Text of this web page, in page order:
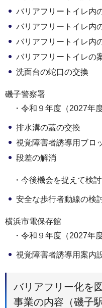
バリアフリートイレ内
バリアフリートイレ内
バリアフリートイレ内
バリアフリートイレの
洗面台の蛇口の交換
磯子警察署
・令和９年度（2027年
排水溝の蓋の交換
視覚障害者誘導用ブロ
段差の解消
・今後機会を捉えて検
安全な歩行者動線の検
横浜市電保存館
・令和９年度（2027年
視覚障害者誘導用案内
バリアフリー化を
事業の内容（磯子